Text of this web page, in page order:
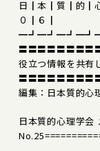
日┃本┃質┃的┃
０┃６┃
〓〓〓〓〓〓〓〓
役立つ情報を共有
〓〓〓〓〓〓〓〓
編集：日本質的心
日本質的心理学